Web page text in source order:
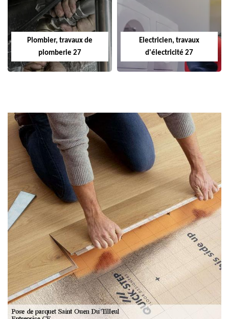
Plombier, travaux de
plomberie 27
Electricien, travaux
d'électricité 27